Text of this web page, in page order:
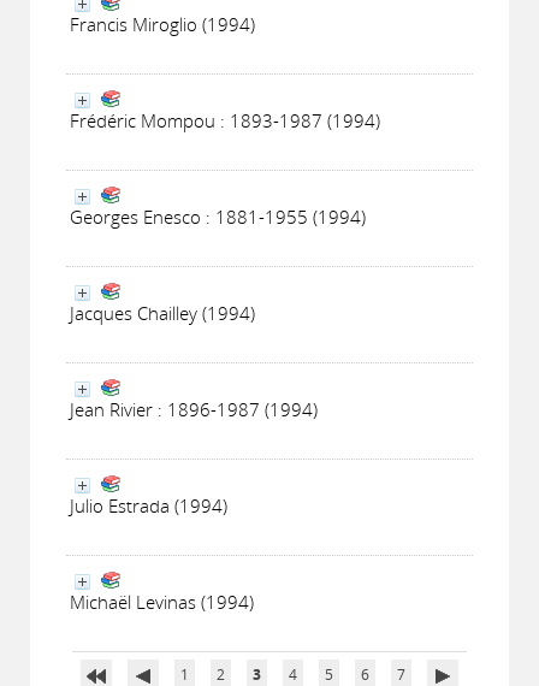
Francis Miroglio (1994)
Frédéric Mompou : 1893-1987 (1994)
Georges Enesco : 1881-1955 (1994)
Jacques Chailley (1994)
Jean Rivier : 1896-1987 (1994)
Julio Estrada (1994)
Michaël Levinas (1994)
1 2 3 4 5 6
7